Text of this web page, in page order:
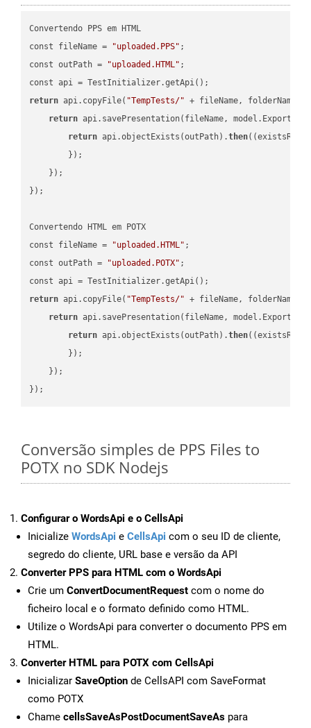
Convertendo PPS em HTML
const fileName =
"uploaded.PPS" ;
const outPath =
"uploaded.HTML" ;
return api.copyFile( "TempTests/" + fileName, folderName +
return api.savePresentation(fileName,
return api.objectExists(outPath).then(
        });
    });
});
Convertendo HTML em POTX
const fileName =
"uploaded.HTML" ;
const outPath =
"uploaded.POTX" ;
return api.copyFile( "TempTests/" + fileName, folderName +
return api.savePresentation(fileName,
return api.objectExists(outPath).then(
        });
    });
Conversão simples de PPS Files to
POTX no SDK Nodejs
Configurar o WordsApi e o CellsApi
Inicialize WordsApi e CellsApi com o seu ID de cliente,
segredo do cliente, URL base e versão da API
Converter PPS para HTML com o WordsApi
Crie um ConvertDocumentRequest com o nome do
ficheiro local e o formato definido como HTML.
Utilize o WordsApi para converter o documento PPS em
HTML.
Converter HTML para POTX com CellsApi
Inicializar SaveOption de CellsAPI com SaveFormat
como POTX
Chame cellsSaveAsPostDocumentSaveAs para